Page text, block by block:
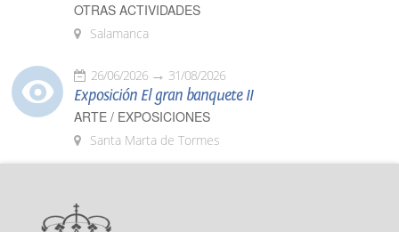
OTRAS ACTIVIDADES
Salamanca
26/06/2026 31/08/2026
Exposición El gran banquete II
ARTE / EXPOSICIONES
Santa Marta de Tormes